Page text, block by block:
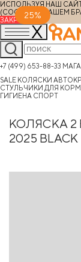
ИСПОЛЬЗУЯ НАШ
(COOKIES) В ВАШЕМ
ЗАКРЫТЬ
+7 (499) 653-88-33
SALE КОЛЯСКИ
СТУЛЬЧИКИ ДЛЯ
ГИГИЕНА СПОРТ
КОЛЯСКА 2 В
2025 BLACK
25%